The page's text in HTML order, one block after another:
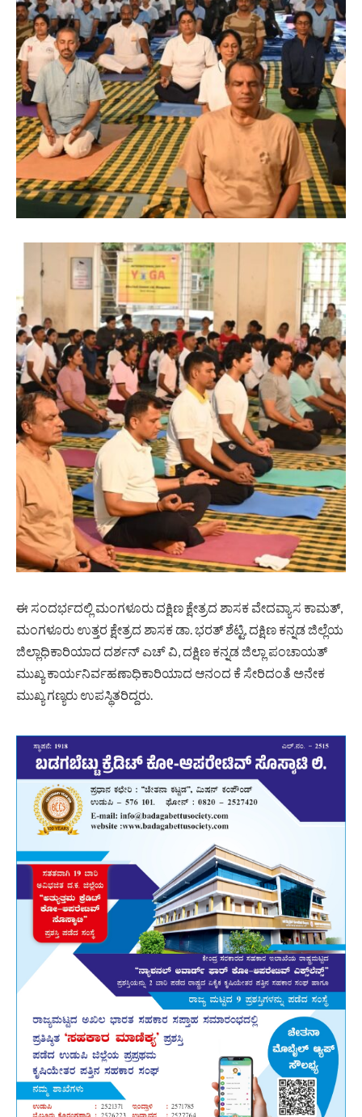
ಈ ಸಂದರ್ಭದಲ್ಲಿ ಮಂಗಳೂರು ದಕ್ಷಿಣ ಕ್ಷೇತ್ರದ ಶಾಸಕ ವೇದವ್ಯಾಸ ಕಾಮತ್,
ಮಂಗಳೂರು ಉತ್ತರ ಕ್ಷೇತ್ರದ ಶಾಸಕ ಡಾ. ಭರತ್ ಶೆಟ್ಟಿ, ದಕ್ಷಿಣ ಕನ್ನಡ ಜಿಲ್ಲೆಯ
ಜಿಲ್ಲಾಧಿಕಾರಿಯಾದ ದರ್ಶನ್ ಎಚ್ ವಿ, ದಕ್ಷಿಣ ಕನ್ನಡ ಜಿಲ್ಲಾ ಪಂಚಾಯತ್
ಮುಖ್ಯ ಕಾರ್ಯನಿರ್ವಹಣಾಧಿಕಾರಿಯಾದ ಆನಂದ ಕೆ ಸೇರಿದಂತೆ ಅನೇಕ
ಮುಖ್ಯ ಗಣ್ಯರು ಉಪಸ್ಥಿತರಿದ್ದರು.